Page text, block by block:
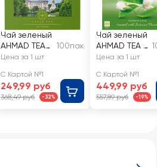
Чай зеленый
AHMAD TEA
Китайский
100пак
Цена за 1 шт
С Картой №1
249,99 руб
368,49 руб -32%
Чай зеленый
AHMAD TEA с
жасмином
Цена за 1 шт
С Картой №1
449,99 руб
557,89 руб -19%